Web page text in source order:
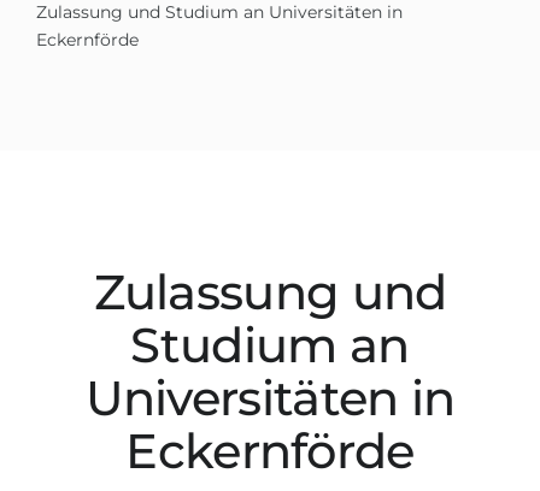
Sprachkurse
Freshman / Foundation
Studienvorbereitung
Vorbereitung aufs Studienkolleg
Spezialkurse
Mit Zulassungsgarantie
BEWERBEN NACH …
11-jähriger Schule
12-jähriger Schule (NIS)
IB Diploma
Zulassung und Studium an Universitäten in
Eckernförde
Zulassung und
Studium an
Universitäten in
Eckernförde